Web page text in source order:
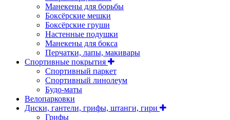
Манекены для борьбы
Боксёрские мешки
Боксёрские груши
Настенные подушки
Манекены для бокса
Перчатки, лапы, макивары
Спортивные покрытия
Спортивный паркет
Спортивный линолеум
Будо-маты
Велопарковки
Диски, гантели, грифы, штанги, гири
Грифы